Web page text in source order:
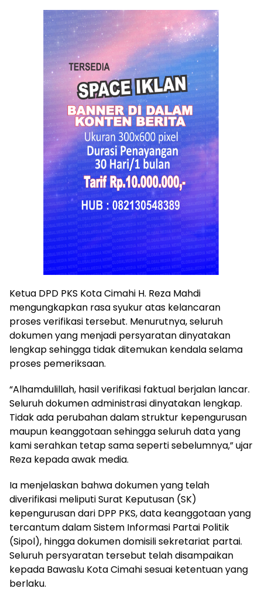
Ketua DPD PKS Kota Cimahi H. Reza Mahdi
mengungkapkan rasa syukur atas kelancaran
proses verifikasi tersebut. Menurutnya, seluruh
dokumen yang menjadi persyaratan dinyatakan
lengkap sehingga tidak ditemukan kendala selama
proses pemeriksaan.
“Alhamdulillah, hasil verifikasi faktual berjalan lancar.
Seluruh dokumen administrasi dinyatakan lengkap.
Tidak ada perubahan dalam struktur kepengurusan
maupun keanggotaan sehingga seluruh data yang
kami serahkan tetap sama seperti sebelumnya,” ujar
Reza kepada awak media.
Ia menjelaskan bahwa dokumen yang telah
diverifikasi meliputi Surat Keputusan (SK)
kepengurusan dari DPP PKS, data keanggotaan yang
tercantum dalam Sistem Informasi Partai Politik
(Sipol), hingga dokumen domisili sekretariat partai.
Seluruh persyaratan tersebut telah disampaikan
kepada Bawaslu Kota Cimahi sesuai ketentuan yang
berlaku.